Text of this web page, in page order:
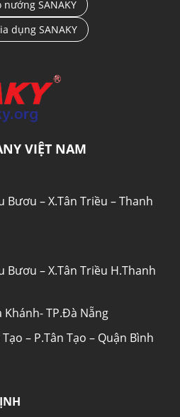
trọng của bếp bởi
ra nguồn nhiệt để nấu
Sanaky SNK-2303BT
nguyên chất giúp nhận
hơn, dễ dàng điều chỉnh
đáy nồi.
SNK-2303BT An
SNK-2303BT an toàn
nướng SANAKY
dụng SANAKY
VIỆT NAM
Bươu – X.Tân Triều – Thanh
Bươu – X.Tân Triều H.Thanh
Khánh- TP.Đà Nẵng
– P.Tân Tạo – Quận Bình